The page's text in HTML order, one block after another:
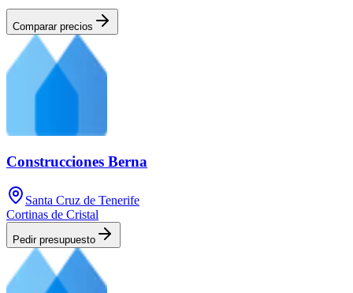
Comparar precios
Construcciones Berna
Santa Cruz de Tenerife
Cortinas de Cristal
Pedir presupuesto